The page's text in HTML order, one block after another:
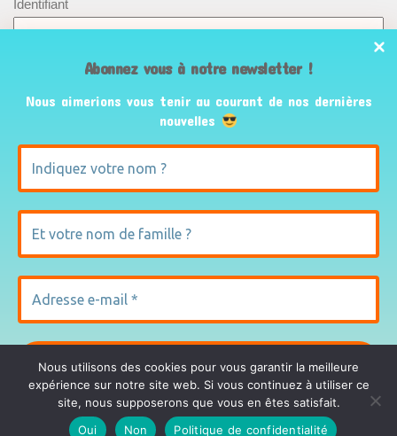
Abonnez vous à notre newsletter !
Nous aimerions vous tenir au courant de nos dernières
nouvelles
Nous ne spammons pas ! Consultez notre politique de
confidentialité pour plus d’informations.
Identifiant
Mot de passe
Mot de passe perdu ?
Montpeyroux – Hérault Site de la Mairie
Nous utilisons des cookies pour vous garantir la meilleure
expérience sur notre site web. Si vous continuez à utiliser ce
site, nous supposerons que vous en êtes satisfait.
Oui
Non Politique de confidentialité